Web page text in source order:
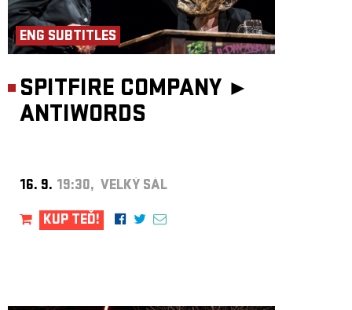
ENG SUBTITLES
SPITFIRE COMPANY ►
ANTIWORDS
16. 9. 19:30, VELKÝ SÁL
KUP TEĎ!